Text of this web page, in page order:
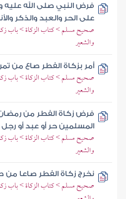
فرض النبي صلى الله
على الحر والعبد والذكر
صحيح مسلم > كتاب الزكاة > باب
والشعير
أمر بزكاة الفطر صاع من
صحيح مسلم > كتاب الزكاة > باب
والشعير
فرض زكاة الفطر من
المسلمين حر أو عبد أو رجل
صحيح مسلم > كتاب الزكاة > باب
والشعير
نخرج زكاة الفطر صاعا
صحيح مسلم > كتاب الزكاة > باب